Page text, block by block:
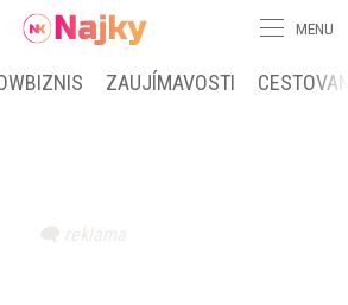
MENU
ZAUJÍMAVOSTI